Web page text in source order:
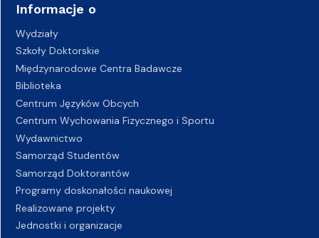
Informacje o
Wydziały
Szkoły Doktorskie
Międzynarodowe Centra Badawcze
Biblioteka
Centrum Języków Obcych
Centrum Wychowania Fizycznego i Sportu
Wydawnictwo
Samorząd Studentów
Samorząd Doktorantów
Programy doskonałości naukowej
Realizowane projekty
Jednostki i organizacje